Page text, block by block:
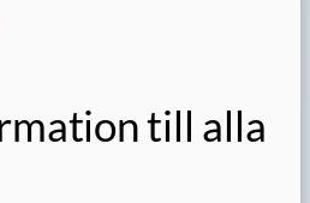
till alla